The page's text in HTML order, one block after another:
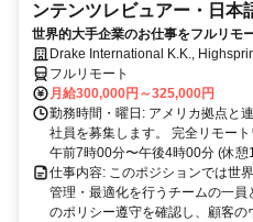
ンテンツレビュアー・日本
世界的大手企業のお仕事をフルリモ
Drake International K.K.,
フルリモート
月給300,000円～325,000円
勤務時間・曜日: アメリカ拠点と
社員を募集します。 完全リモー
午前7時00分〜午後4時00分 (休憩
仕事内容: このポジションでは世
管理・最適化を行うチームの一員
のポリシー遵守を確認し、顧客